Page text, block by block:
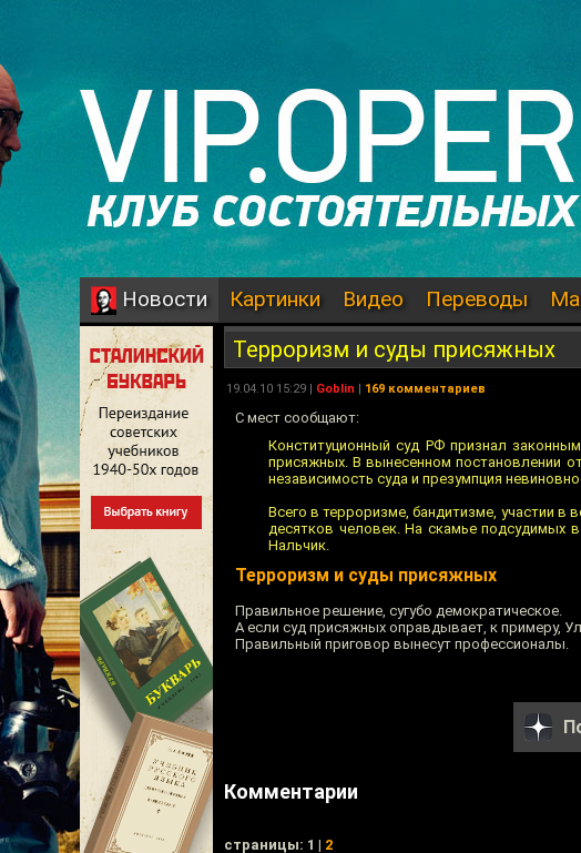
Новости Картинки Видео Переводы
Терроризм и суды присяжных
19.04.10 15:29 | Goblin | 169 комментариев
С мест сообщают:
Конституционный суд РФ признал
присяжных. В вынесенном постановлении
независимость суда и презумпция
Всего в терроризме, бандитизме, участии в
десятков человек. На скамье подсудимых
Нальчик.
Терроризм и суды присяжных
Правильное решение, сугубо демократическое.
А если суд присяжных оправдывает, к примеру,
Правильный приговор вынесут профессионалы.
Комментарии
cтраницы: 1 | 2